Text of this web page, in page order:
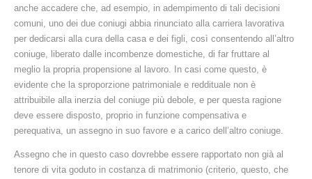
anche accadere che, ad esempio, in adempimento di tali decisioni
comuni, uno dei due coniugi abbia rinunciato alla carriera lavorativa
per dedicarsi alla cura della casa e dei figli, così consentendo all’altro
coniuge, liberato dalle incombenze domestiche, di far fruttare al
meglio la propria propensione al lavoro. In casi come questo, è
evidente che la sproporzione patrimoniale e reddituale non è
attribuibile alla inerzia del coniuge più debole, e per questa ragione
deve essere disposto, proprio in funzione compensativa e
perequativa, un assegno in suo favore e a carico dell’altro coniuge.
Assegno che in questo caso dovrebbe essere rapportato non già al
tenore di vita goduto in costanza di matrimonio (criterio, questo, che